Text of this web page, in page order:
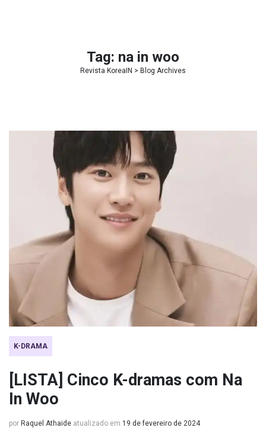
Tag: na in woo
Revista KoreaIN > Blog Archives
K-DRAMA
[LISTA] Cinco K-dramas com Na
In Woo
por Raquel Athaide atualizado em 19 de fevereiro de 2024